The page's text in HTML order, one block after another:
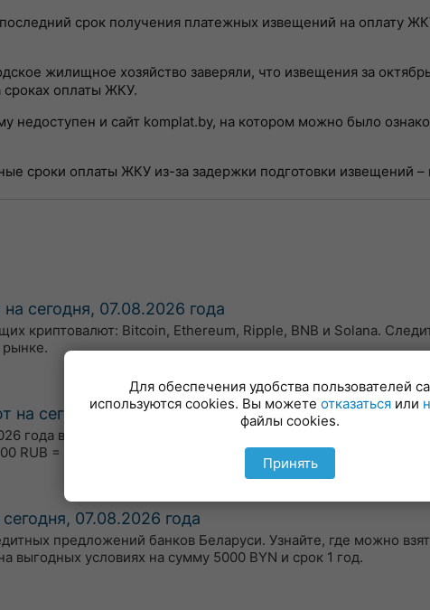
срок получения платежных извещений на оплату
жилищное хозяйство заверяли, что извещения за
сроках оплаты ЖКУ.
недоступен и сайт komplat.by, на котором можно было
сроки оплаты ЖКУ из-за задержки подготовки извещений –
сегодня, 07.08.2026 года
криптовалют: Bitcoin, Ethereum, Ripple, BNB и Solana.
сегодня, 07.08.2026 года
года в обменных пунктах можно по курсу (по состоянию на
RUB = 3.515 BYN.
07.08.2026 года
предложений банков Беларуси. Узнайте, где можно
выгодных условиях на сумму 5000 BYN и срок 1 год.
Для обеспечения удобства пользователей
используются cookies. Вы можете отказаться или
файлы cookies.
Принять